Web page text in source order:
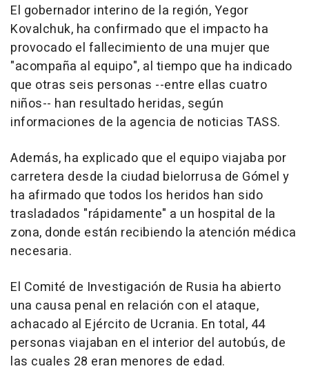
El gobernador interino de la región, Yegor
Kovalchuk, ha confirmado que el impacto ha
provocado el fallecimiento de una mujer que
"acompaña al equipo", al tiempo que ha indicado
que otras seis personas --entre ellas cuatro
niños-- han resultado heridas, según
informaciones de la agencia de noticias TASS.
Además, ha explicado que el equipo viajaba por
carretera desde la ciudad bielorrusa de Gómel y
ha afirmado que todos los heridos han sido
trasladados "rápidamente" a un hospital de la
zona, donde están recibiendo la atención médica
necesaria.
El Comité de Investigación de Rusia ha abierto
una causa penal en relación con el ataque,
achacado al Ejército de Ucrania. En total, 44
personas viajaban en el interior del autobús, de
las cuales 28 eran menores de edad.